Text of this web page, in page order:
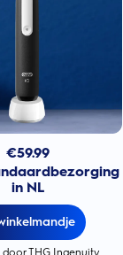
€59.99
in NL
THG Ingenuity